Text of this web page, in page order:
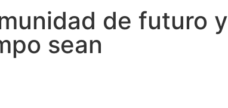
de futuro y
sean